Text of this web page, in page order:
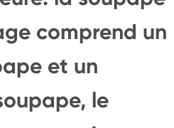
comprend un
et un
le